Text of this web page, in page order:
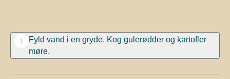
1
Fyld vand i en gryde. Kog gulerødder og kartofler
møre.